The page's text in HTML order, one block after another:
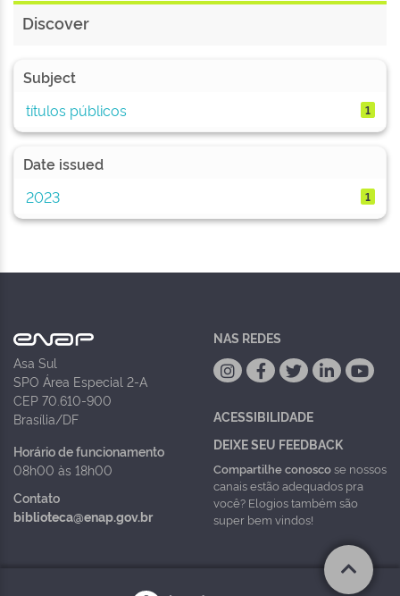
Discover
Subject
títulos públicos
1
Date issued
2023
1
Asa Sul
SPO Área Especial 2-A
CEP 70.610-900
Brasília/DF
Horário de funcionamento
08h00 às 18h00
Contato
biblioteca@enap.gov.br
NAS REDES
ACESSIBILIDADE
DEIXE SEU FEEDBACK
Compartilhe conoscose nossos
canais estão adequados pra
você? Elogios também são
super bem vindos!